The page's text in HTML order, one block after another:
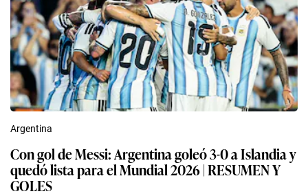
Argentina
Con gol de Messi: Argentina goleó 3-0 a Islandia y
quedó lista para el Mundial 2026 | RESUMEN Y
GOLES